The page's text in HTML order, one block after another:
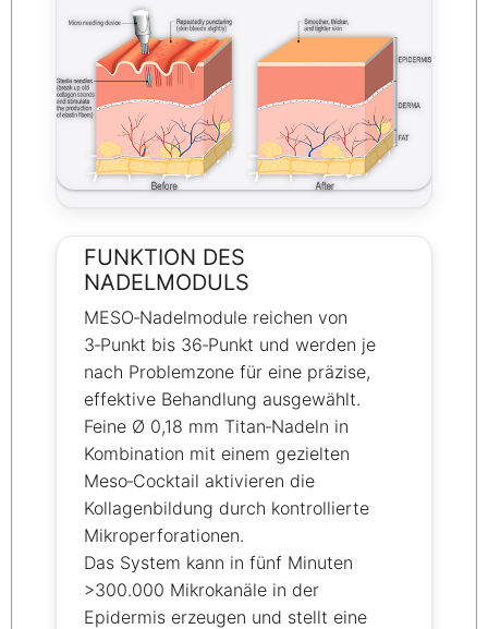
FUNKTION DES
NADELMODULS
MESO‑Nadelmodule reichen von
3‑Punkt bis 36‑Punkt und werden je
nach Problemzone für eine präzise,
effektive Behandlung ausgewählt.
Feine Ø 0,18 mm Titan‑Nadeln in
Kombination mit einem gezielten
Meso‑Cocktail aktivieren die
Kollagenbildung durch kontrollierte
Mikroperforationen.
Das System kann in fünf Minuten
>300.000 Mikrokanäle in der
Epidermis erzeugen und stellt eine